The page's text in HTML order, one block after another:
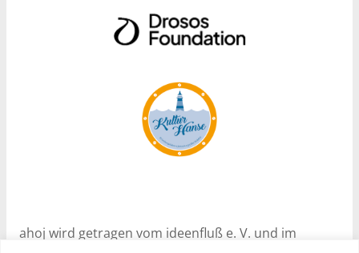
ahoj wird getragen vom ideenfluß e. V. und im